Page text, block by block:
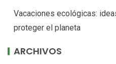
Vacaciones ecológicas:
proteger el planeta
ARCHIVOS